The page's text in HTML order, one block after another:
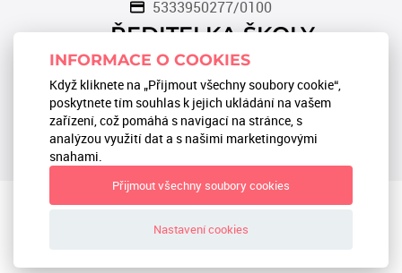
5333950277/0100
ŘEDITELKA ŠKOLY
Romana Tomková
566 553 124
reditel@zstgmbystrice.cz
ZŠ TGM Bystřice 2024 © All Rights Reserved, Created by
INFORMACE O COOKIES
Když kliknete na „Přijmout všechny soubory cookie“,
poskytnete tím souhlas k jejich ukládání na vašem
zařízení, což pomáhá s navigací na stránce, s
analýzou využití dat a s našimi marketingovými
snahami.
Přijmout všechny soubory cookies
Nastavení cookies